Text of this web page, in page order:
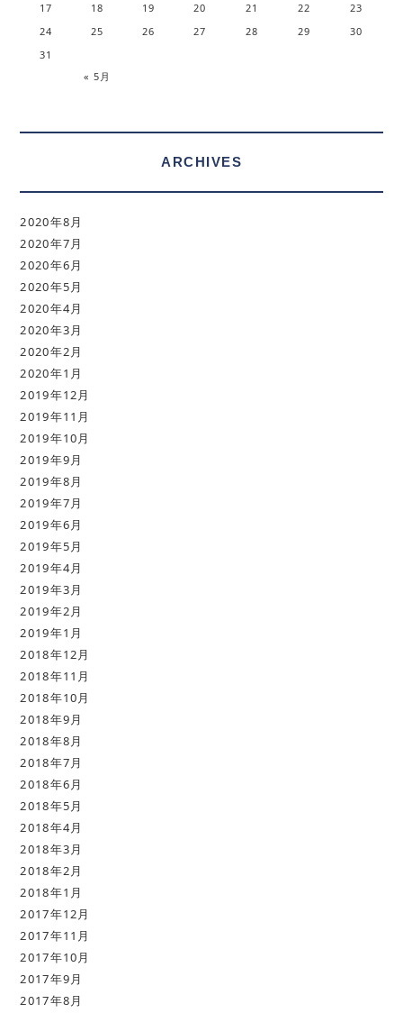
« 5月
17
18 19 20 21 22
23
24
25 26 27 28 29
30
31
ARCHIVES
2020年8月
2020年7月
2020年6月
2020年5月
2020年4月
2020年3月
2020年2月
2020年1月
2019年12月
2019年11月
2019年10月
2019年9月
2019年8月
2019年7月
2019年6月
2019年5月
2019年4月
2019年3月
2019年2月
2019年1月
2018年12月
2018年11月
2018年10月
2018年9月
2018年8月
2018年7月
2018年6月
2018年5月
2018年4月
2018年3月
2018年2月
2018年1月
2017年12月
2017年11月
2017年10月
2017年9月
2017年8月